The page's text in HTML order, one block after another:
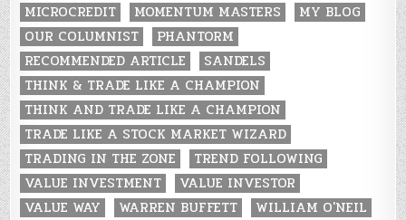
MICROCREDIT
MOMENTUM MASTERS
MY BLOG
OUR COLUMNIST
PHANTORM
RECOMMENDED ARTICLE
SANDELS
THINK & TRADE LIKE A CHAMPION
THINK AND TRADE LIKE A CHAMPION
TRADE LIKE A STOCK MARKET WIZARD
TRADING IN THE ZONE
TREND FOLLOWING
VALUE INVESTMENT
VALUE INVESTOR
VALUE WAY
WARREN BUFFETT
WILLIAM O'NEIL